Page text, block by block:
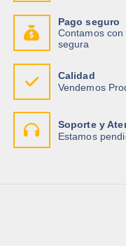
Pago seguro
Contamos
segura
Calidad
Vendemos
Soporte y
Estamos